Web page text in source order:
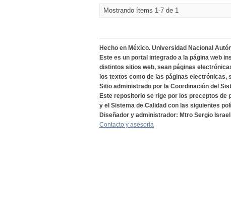
Mostrando ítems 1-7 de 1
Hecho en México. Universidad Nacional
Este es un portal integrado a la página web
distintos sitios web, sean páginas
los textos como de las páginas
Sitio administrado por la Coordinación del
Este repositorio se rige por los preceptos de
y el Sistema de Calidad con las siguientes
Diseñador y administrador: Mtro Sergio
Contacto y asesoría